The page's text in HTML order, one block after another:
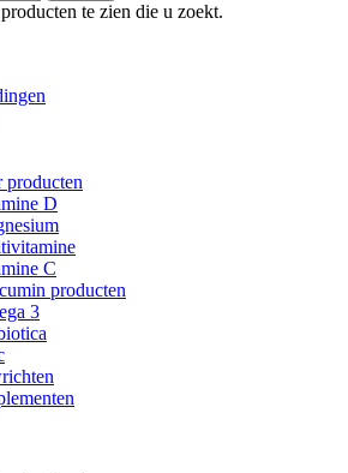
te zien die u zoekt.
producten
D
C
producten
3